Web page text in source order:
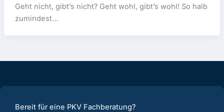
Geht nicht, gibt’s nicht? Geht wohl, gibt’s wohl! So halb
zumindest…
Bereit für eine PKV Fachberatung?